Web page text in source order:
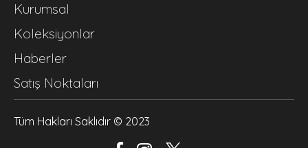
Kurumsal
Koleksiyonlar
Haberler
Satış Noktaları
Tüm Hakları Saklıdır © 2023